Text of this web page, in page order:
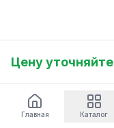
Цену уточняйте
Главная Каталог